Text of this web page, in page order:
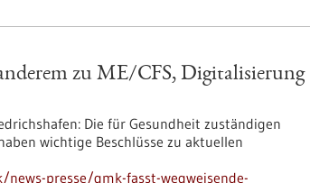
zu ME/CFS, Digitalisierung
Die für Gesundheit zuständigen
wichtige Beschlüsse zu aktuellen
presse/gmk-fasst-wegweisende-